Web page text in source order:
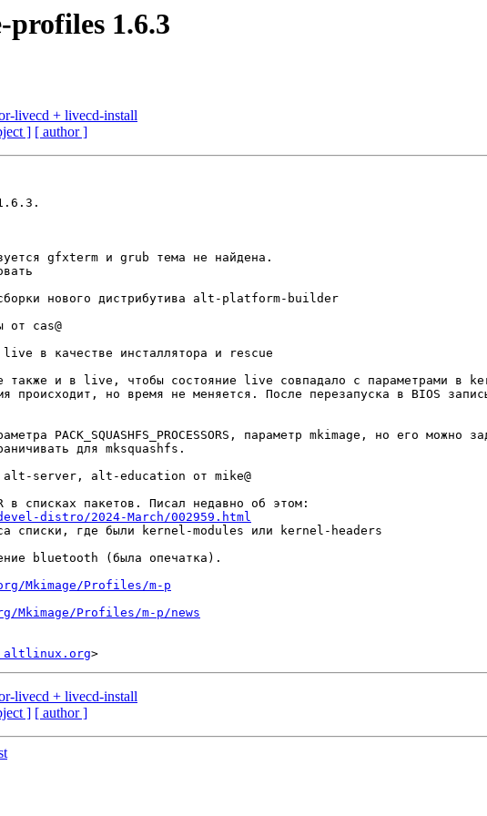
1.6.3
livecd + livecd-install
] [ author ]
gfxterm и grub тема не найдена.
нового дистрибутива alt-platform-builder
от cas@
в качестве инсталлятора и rescue
также и в live, чтобы состояние live совпадало с параметрами в
происходит, но время не меняется. После перезапуска в BIOS
PACK_SQUASHFS_PROCESSORS, параметр mkimage, но его можно
для mksquashfs.
server, alt-education от mike@
в списках пакетов. Писал недавно об этом:
distro/2024-March/002959.html
списки, где были kernel-modules или kernel-headers
bluetooth (была опечатка).
Mkimage/Profiles/m-p
Profiles/m-p/news
altlinux.org
livecd + livecd-install
] [ author ]